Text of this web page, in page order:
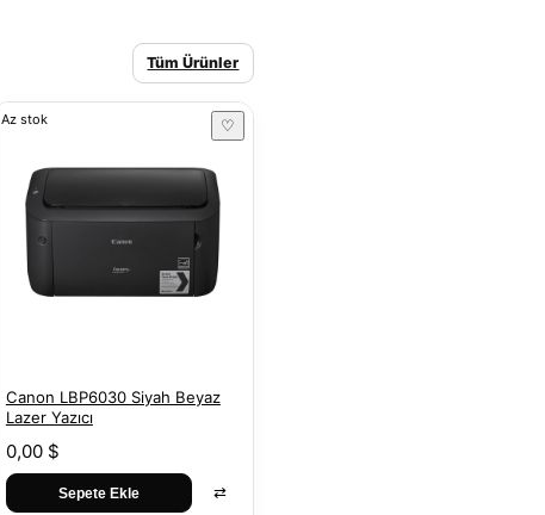
Tüm Ürünler
Az stok ♡
Canon LBP6030 Siyah Beyaz
Lazer Yazıcı
0,00 $
Sepete Ekle ⇄